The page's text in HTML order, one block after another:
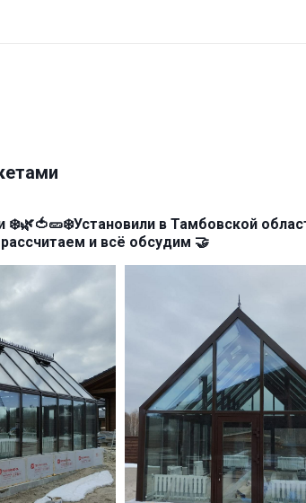
❄️🌿🍅🥒❄️Установили в Тамбовской
и всё обсудим 🤝